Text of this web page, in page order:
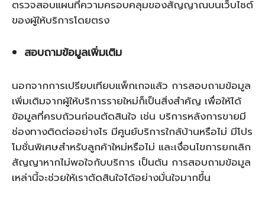
ตรวจสอบแผนที่ความครอบคลุมของสัญญาณบนเว็บไซต์
ของผู้ให้บริการโดยตรง
สอบถามข้อมูลเพิ่มเติม
นอกจากการเปรียบเทียบแพ็กเกจแล้ว การสอบถามข้อมูล
เพิ่มเติมจากผู้ให้บริการรายใหม่ก็เป็นสิ่งสำคัญ เพื่อให้ได้
ข้อมูลที่ครบถ้วนก่อนตัดสินใจ เช่น บริการหลังการขายมี
ช่องทางติดต่ออย่างไร มีศูนย์บริการใกล้บ้านหรือไม่ มีโปร
โมชั่นพิเศษสำหรับลูกค้าใหม่หรือไม่ และเงื่อนไขการยกเลิก
สัญญาหากไม่พอใจกับบริการ เป็นต้น การสอบถามข้อมูล
เหล่านี้จะช่วยให้เราตัดสินใจได้อย่างมั่นใจมากขึ้น